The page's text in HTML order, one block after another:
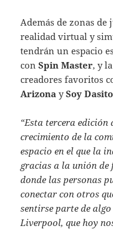
Además de zonas
realidad virtual y
tendrán un espacio
conSpin Master, y
creadores favoritos
Arizona ySoy Dasito
“Esta tercera edición
crecimiento de la
espacio en el que la
gracias a la unión de
donde las personas
conectar con otros
sentirse parte de
Liverpool, que hoy